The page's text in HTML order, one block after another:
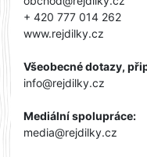
+ 420 777 014 262
www.rejdilky.cz
Všeobecné dotazy,
info@rejdilky.cz
Mediální spolupráce:
media@rejdilky.cz